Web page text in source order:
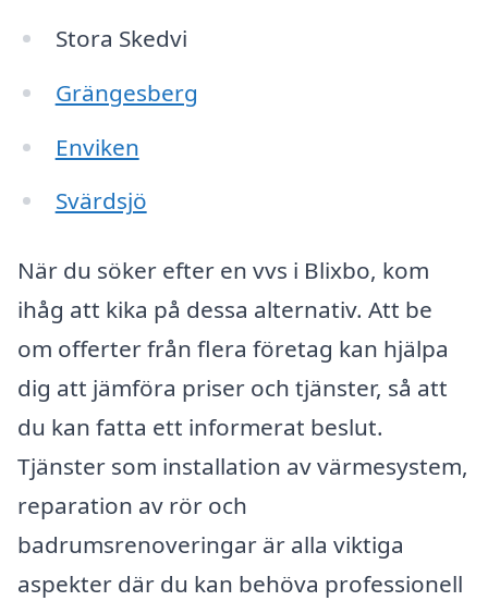
Stora Skedvi
Grängesberg
Enviken
Svärdsjö
När du söker efter en vvs i Blixbo, kom
ihåg att kika på dessa alternativ. Att be
om offerter från flera företag kan hjälpa
dig att jämföra priser och tjänster, så att
du kan fatta ett informerat beslut.
Tjänster som installation av värmesystem,
reparation av rör och
badrumsrenoveringar är alla viktiga
aspekter där du kan behöva professionell